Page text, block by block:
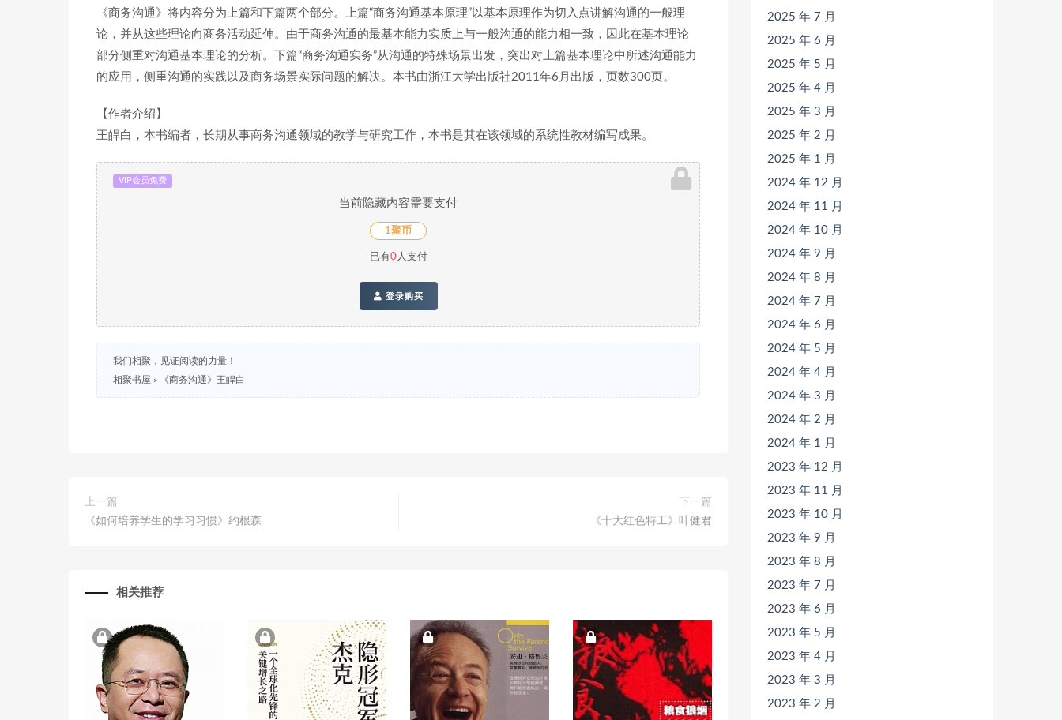
《商务沟通》将内容分为上篇和下篇两个部分。上篇“商务沟通基本原理”以基本原理作为切入点讲解沟通的一般理
论，并从这些理论向商务活动延伸。由于商务沟通的最基本能力实质上与一般沟通的能力相一致，因此在基本理论
部分侧重对沟通基本理论的分析。下篇“商务沟通实务”从沟通的特殊场景出发，突出对上篇基本理论中所述沟通能力
的应用，侧重沟通的实践以及商务场景实际问题的解决。本书由浙江大学出版社2011年6月出版，页数300页。
【作者介绍】
王皔白，本书编者，长期从事商务沟通领域的教学与研究工作，本书是其在该领域的系统性教材编写成果。
VIP会员免费
当前隐藏内容需要支付
1聚币
已有0人支付
登录购买
我们相聚，见证阅读的力量！
相聚书屋 » 《商务沟通》王皔白
上一篇
《如何培养学生的学习习惯》约根森
下一篇
《十大红色特工》叶健君
相关推荐
2025 年 7 月
2025 年 6 月
2025 年 5 月
2025 年 4 月
2025 年 3 月
2025 年 2 月
2025 年 1 月
2024 年 12 月
2024 年 11 月
2024 年 10 月
2024 年 9 月
2024 年 8 月
2024 年 7 月
2024 年 6 月
2024 年 5 月
2024 年 4 月
2024 年 3 月
2024 年 2 月
2024 年 1 月
2023 年 12 月
2023 年 11 月
2023 年 10 月
2023 年 9 月
2023 年 8 月
2023 年 7 月
2023 年 6 月
2023 年 5 月
2023 年 4 月
2023 年 3 月
2023 年 2 月